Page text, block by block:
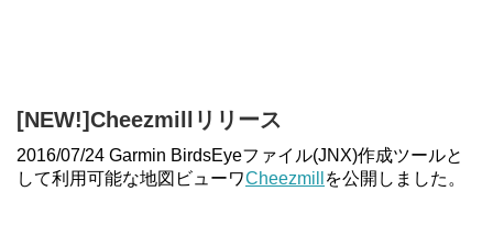
[NEW!]Cheezmillリリース
2016/07/24 Garmin BirdsEyeファイル(JNX)作成ツールと
して利用可能な地図ビューワCheezmill を公開しました。